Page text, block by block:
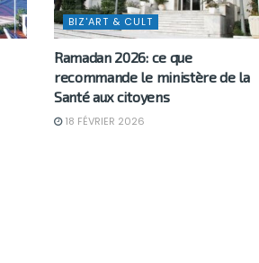
BIZ'ART & CULT
Ramadan 2026: ce que
recommande le ministère de la
Santé aux citoyens
18 FÉVRIER 2026